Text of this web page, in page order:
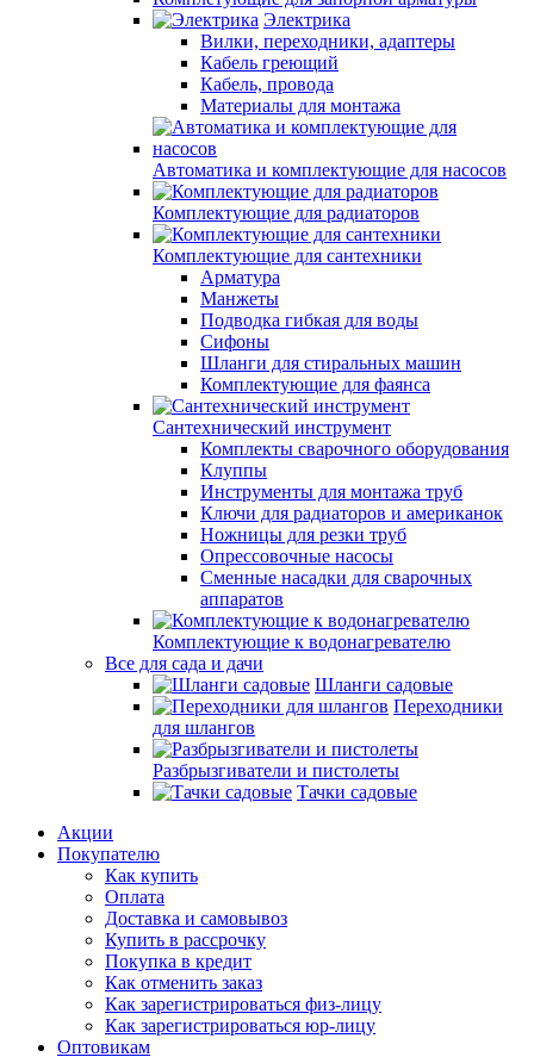
Электрика
Вилки, переходники, адаптеры
Кабель греющий
Кабель, провода
Материалы для монтажа
Автоматика и комплектующие для насосов
Комплектующие для радиаторов
Комплектующие для сантехники
Арматура
Манжеты
Подводка гибкая для воды
Сифоны
Шланги для стиральных машин
Комплектующие для фаянса
Сантехнический инструмент
Комплекты сварочного оборудования
Клуппы
Инструменты для монтажа труб
Ключи для радиаторов и американок
Ножницы для резки труб
Опрессовочные насосы
Сменные насадки для сварочных
аппаратов
Комплектующие к водонагревателю
Все для сада и дачи
Шланги садовые
Переходники
для шлангов
Разбрызгиватели и пистолеты
Тачки садовые
Акции
Покупателю
Как купить
Оплата
Доставка и самовывоз
Купить в рассрочку
Покупка в кредит
Как отменить заказ
Как зарегистрироваться физ-лицу
Как зарегистрироваться юр-лицу
Оптовикам